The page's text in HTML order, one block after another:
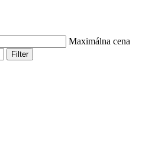
Maximálna cena
Filter